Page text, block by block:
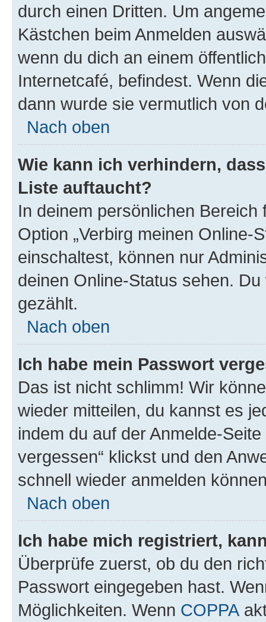
durch einen Dritten. Um
Kästchen beim Anmelden
wenn du dich an einem
Internetcafé, befindest. Wenn
dann wurde sie vermutlich von
Nach oben
Wie kann ich verhindern,
Liste auftaucht?
In deinem persönlichen
Option „Verbirg meinen Online-
einschaltest, können nur
deinen Online-Status sehen.
gezählt.
Nach oben
Ich habe mein Passwort
Das ist nicht schlimm! Wir
wieder mitteilen, du kannst es
indem du auf der Anmelde-
vergessen“ klickst und den
schnell wieder anmelden
Nach oben
Ich habe mich registriert,
Überprüfe zuerst, ob du den
Passwort eingegeben hast.
Möglichkeiten. Wenn COPPA